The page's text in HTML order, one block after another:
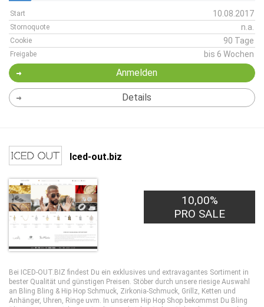
Start 10.08.2017
Stornoquote n.a.
Cookie 90 Tage
Freigabe bis 6 Wochen
Anmelden
Details
Iced-out.biz
10,00%
PRO SALE
Bei ICED-OUT.BIZ findest Du ein exklusives und extravagantes Sortiment in
bester Qualität und günstigen Preisen. Stöber durch unsere riesige Auswahl
an Bling Bling & Hip Hop Schmuck, Zirkonia-Schmuck, Grillz, Ketten und
Anhänger, Uhren, Ringe uvm. In unserem Hip Hop Shop bekommst Du Bling